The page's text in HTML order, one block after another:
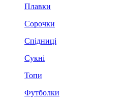
Плавки
Сорочки
Спідниці
Сукні
Топи
Футболки